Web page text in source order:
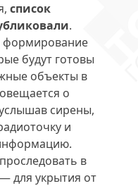
список
.
формирование
будут готовы
объекты в
о
сирены,
и
в
для укрытия от